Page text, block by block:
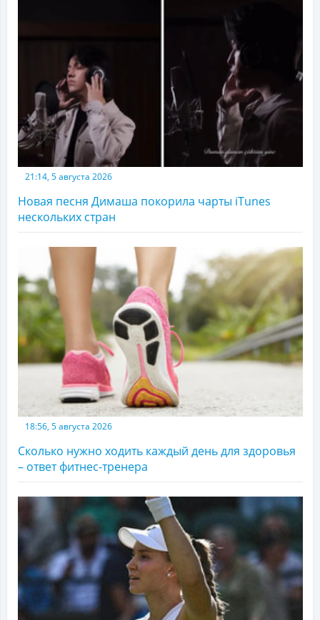
21:14, 5 августа 2026
Новая песня Димаша покорила чарты iTunes
нескольких стран
18:56, 5 августа 2026
Сколько нужно ходить каждый день для здоровья
– ответ фитнес-тренера